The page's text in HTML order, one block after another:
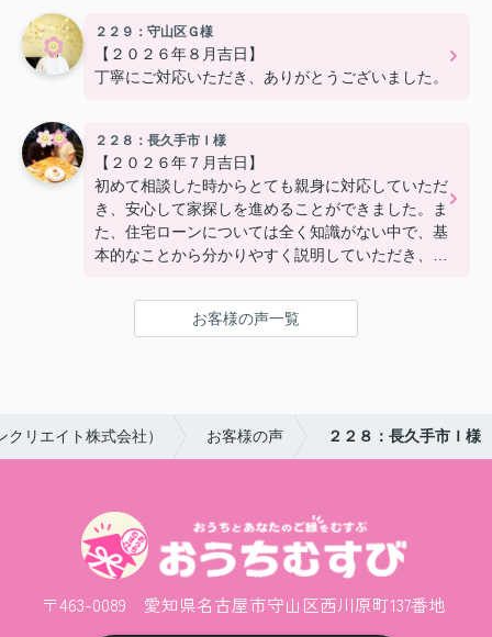
２２９：守山区Ｇ様
【２０２６年８月吉日】
丁寧にご対応いただき、ありがとうございました。
２２８：長久手市Ｉ様
【２０２６年７月吉日】
初めて相談した時からとても親身に対応していただ
き、安心して家探しを進めることができました。ま
た、住宅ローンについては全く知識がない中で、基
本的なことから分かりやすく説明していただき、銀
なってサポートいただきました！
お客様の声一覧
リエイト株式会社） お客様の声 ２２８：長久手市Ｉ様
〒463-0089 愛知県名古屋市守山区西川原町137番地